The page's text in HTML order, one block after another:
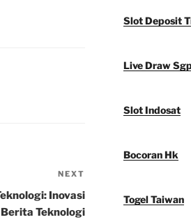
Post
NEXT
Inovasi
Teknologi
Slot Deposit
Live Draw
Slot Indosat
Bocoran Hk
Togel Taiwan